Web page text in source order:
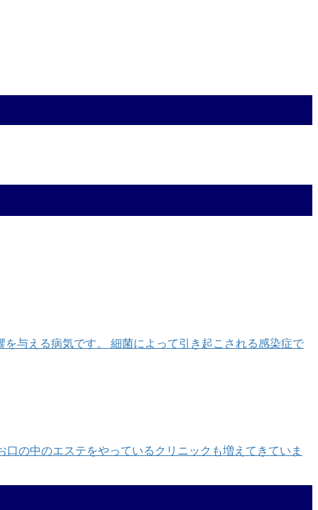
与える病気です。 細菌によって引き起こされる感染症で
の中のエステをやっているクリニックも増えてきていま